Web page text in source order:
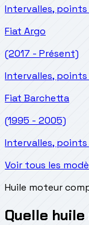
Intervalles, points
Fiat Argo
(2017 - Présent)
Intervalles, points
Fiat Barchetta
(1995 - 2005)
Intervalles, points
Voir tous les
Huile moteur
Quelle